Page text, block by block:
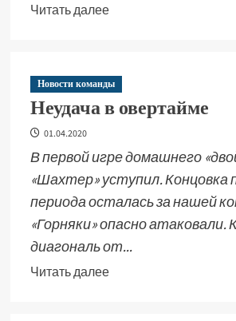
Читать далее
Новости команды
Неудача в овертайме
01.04.2020
В первой игре домашнего
«Шахтер» уступил. Концовка
периода осталась за нашей
«Горняки» опасно атаковали.
диагональ от...
Читать далее